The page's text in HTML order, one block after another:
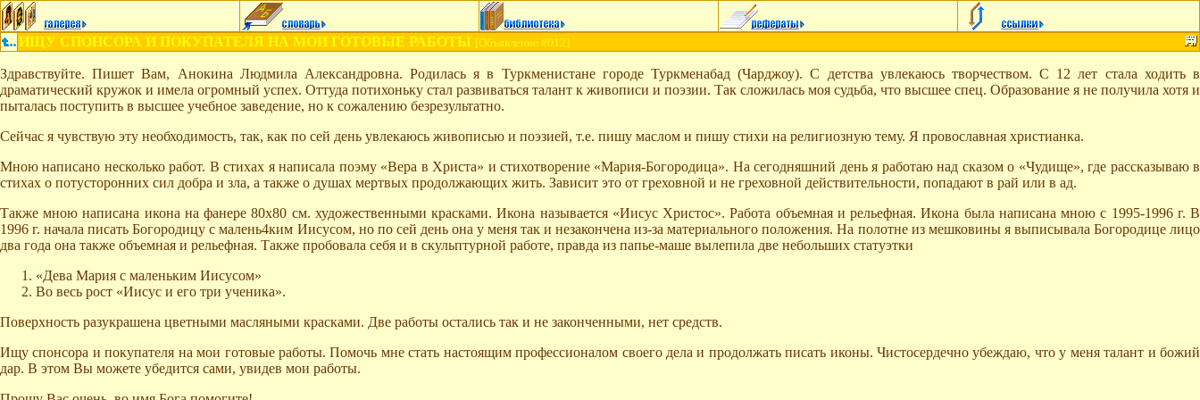
ИЩУ СПОНСОРА И ПОКУПАТЕЛЯ НА МОИ ГОТОВЫЕ РАБОТЫ [Объявление #012]
Здравствуйте. Пишет Вам, Анокина Людмила Александровна. Родилась я в Туркменистане городе Туркменабад (Чарджоу). С детства увлекаюсь творчеством. С 12 лет стала ходить в
драматический кружок и имела огромный успех. Оттуда потихоньку стал развиваться талант к живописи и поэзии. Так сложилась моя судьба, что высшее спец. Образование я не получила хотя и
пыталась поступить в высшее учебное заведение, но к сожалению безрезультатно.
Сейчас я чувствую эту необходимость, так, как по сей день увлекаюсь живописью и поэзией, т.е. пишу маслом и пишу стихи на религиозную тему. Я провославная христианка.
Мною написано несколько работ. В стихах я написала поэму «Вера в Христа» и стихотворение «Мария-Богородица». На сегодняшний день я работаю над сказом о «Чудище», где рассказываю в
стихах о потусторонних сил добра и зла, а также о душах мертвых продолжающих жить. Зависит это от греховной и не греховной действительности, попадают в рай или в ад.
Также мною написана икона на фанере 80x80 см. художественными красками. Икона называется «Иисус Христос». Работа объемная и рельефная. Икона была написана мною с 1995-1996 г. В
1996 г. начала писать Богородицу с малень4ким Иисусом, но по сей день она у меня так и незакончена из-за материального положения. На полотне из мешковины я выписывала Богородице лицо
два года она также объемная и рельефная. Также пробовала себя и в скульптурной работе, правда из папье-маше вылепила две небольших статуэтки
«Дева Мария с маленьким Иисусом»
Во весь рост «Иисус и его три ученика».
Поверхность разукрашена цветными масляными красками. Две работы остались так и не законченными, нет средств.
Ищу спонсора и покупателя на мои готовые работы. Помочь мне стать настоящим профессионалом своего дела и продолжать писать иконы. Чистосердечно убеждаю, что у меня талант и божий
дар. В этом Вы можете убедится сами, увидев мои работы.